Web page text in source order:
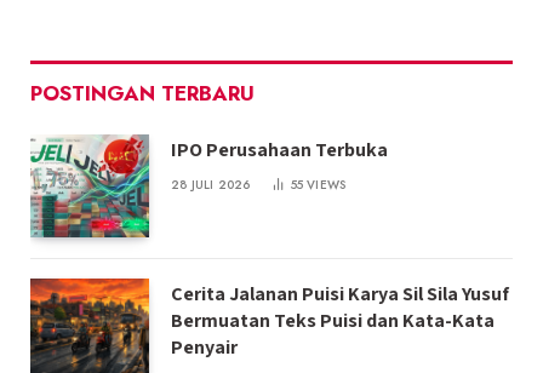
POSTINGAN TERBARU
IPO Perusahaan Terbuka
28 JULI 2026 55VIEWS
Cerita Jalanan Puisi Karya Sil Sila Yusuf
Bermuatan Teks Puisi dan Kata-Kata
Penyair